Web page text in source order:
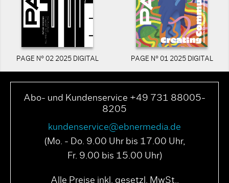
PAGE N° 02 2025 DIGITAL PAGE N° 01 2025 DIGITAL
Abo- und Kundenservice +49 731 88005-
8205
kundenservice@ebnermedia.de
(Mo. - Do. 9.00 Uhr bis 17.00 Uhr,
Fr. 9.00 bis 15.00 Uhr)
Alle Preise inkl. gesetzl. MwSt..